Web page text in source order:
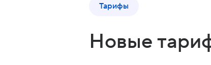
Тарифы
Новые